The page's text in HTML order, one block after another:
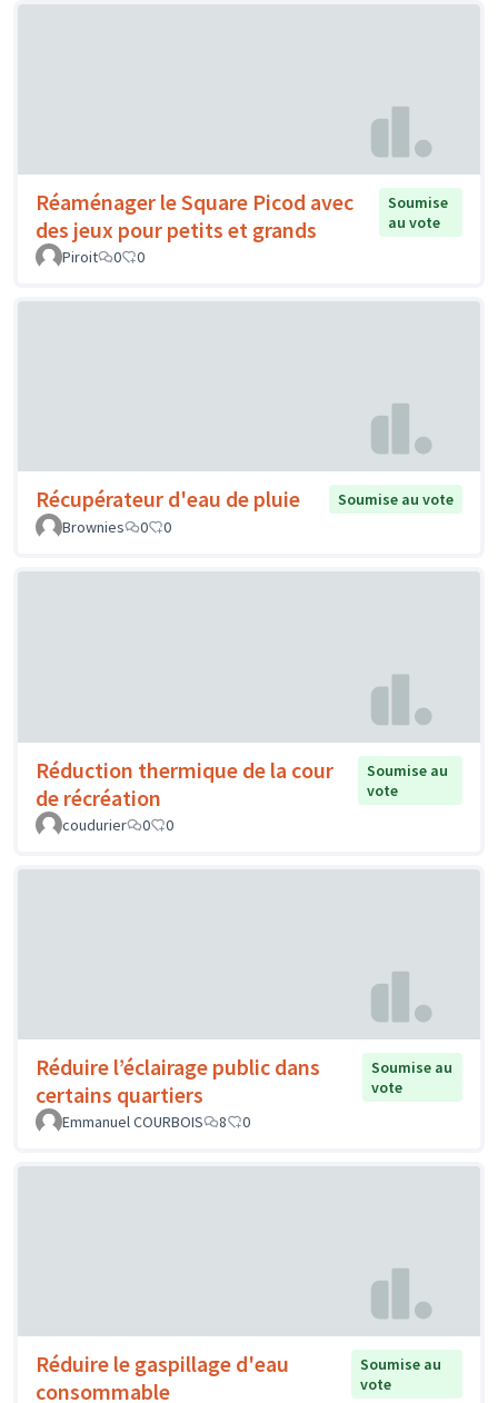
Réaménager le Square Picod avec
des jeux pour petits et grands
Soumise
au vote
Piroit
0 0
Récupérateur d'eau de pluie
Soumise au vote
Brownies
0 0
Réduction thermique de la cour
de récréation
Soumise au
vote
coudurier
0 0
Réduire l’éclairage public dans
certains quartiers
Soumise au
vote
Emmanuel COURBOIS
8 0
Réduire le gaspillage d'eau
consommable
Soumise au
vote